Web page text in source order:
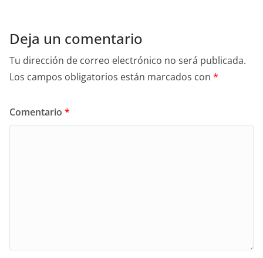
Deja un comentario
Tu dirección de correo electrónico no será publicada.
Los campos obligatorios están marcados con *
Comentario *